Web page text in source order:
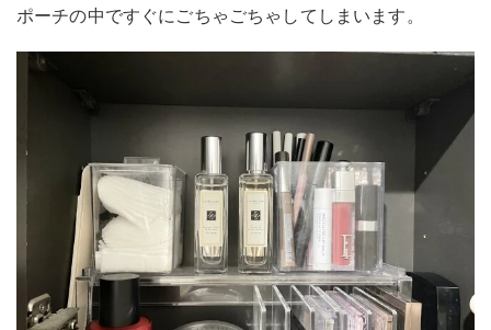
ポーチの中ですぐにごちゃごちゃしてしまいます。